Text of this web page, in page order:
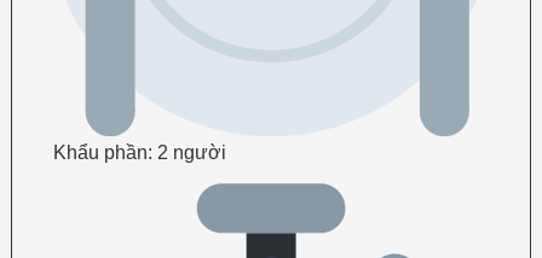
Khẩu phần: 2 người